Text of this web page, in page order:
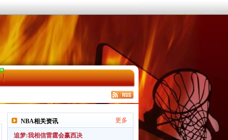
NBA相关资讯 更多
追梦:我相信雷霆会赢西决